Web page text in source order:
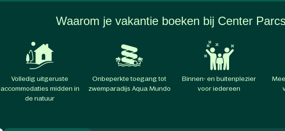
Waarom je vakantie boeken bij Center
Volledig uitgeruste
accommodaties midden in
de natuur
Onbeperkte toegang tot
zwemparadijs Aqua Mundo
Binnen- en buitenplezier
voor iedereen